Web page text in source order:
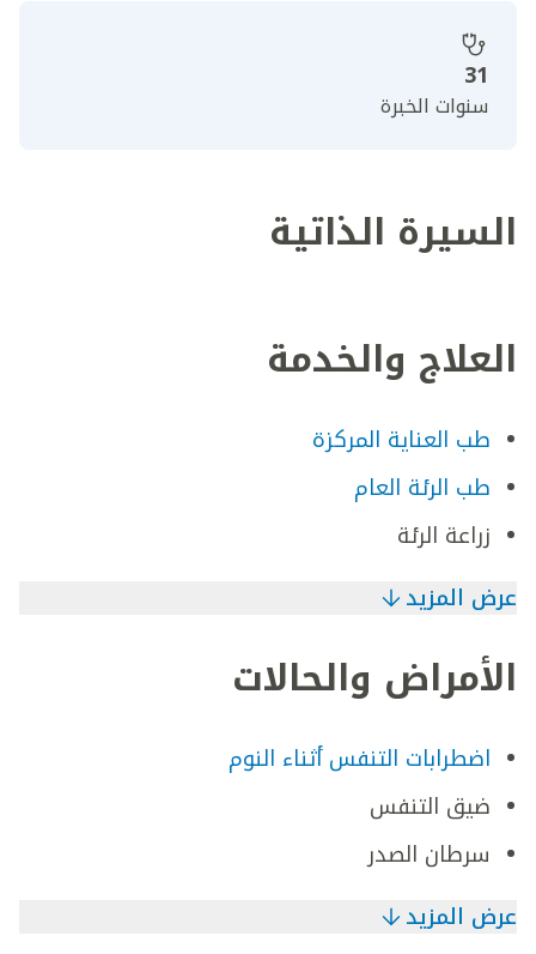
31
سنوات الخبرة
السيرة الذاتية
العلاج والخدمة
طب العناية المركزة
طب الرئة العام
زراعة الرئة
عرض المزيد
الأمراض والحالات
اضطرابات التنفس أثناء النوم
ضيق التنفس
سرطان الصدر
عرض المزيد